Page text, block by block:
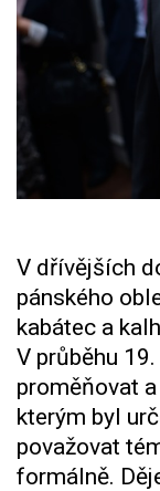
V dřívějších
pánského
kabátec a
V průběhu
proměňovat
kterým byl
považovat
formálně.